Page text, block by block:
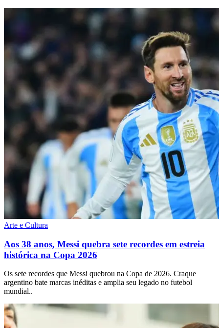
Arte e Cultura
Aos 38 anos, Messi quebra sete recordes em estreia
histórica na Copa 2026
Os sete recordes que Messi quebrou na Copa de 2026. Craque
argentino bate marcas inéditas e amplia seu legado no futebol
mundial..